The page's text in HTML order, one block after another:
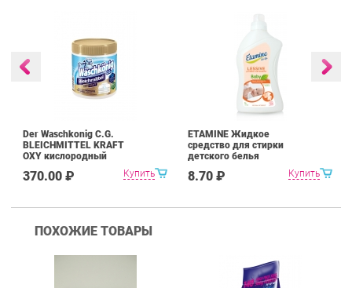
Купить
Der Waschkonig C.G.
BLEICHMITTEL KRAFT
OXY кислородный
370.00 ₽ Купить
ETAMINE Жидкое
средство для стирки
детского белья
8.70 ₽
ПОХОЖИЕ ТОВАРЫ